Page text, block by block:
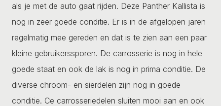
als je met de auto gaat rijden. Deze Panther Kallista is
nog in zeer goede conditie. Er is in de afgelopen jaren
regelmatig mee gereden en dat is te zien aan een paar
kleine gebruikerssporen. De carrosserie is nog in hele
goede staat en ook de lak is nog in prima conditie. De
diverse chroom- en sierdelen zijn nog in goede
conditie. Ce carrosseriedelen sluiten mooi aan en ook